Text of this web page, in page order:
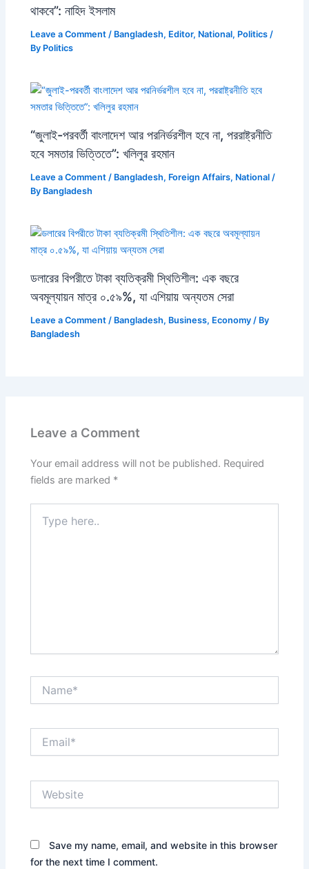
থাকবে”: নাহিদ ইসলাম
Leave a Comment / Bangladesh, Editor, National, Politics /
By Politics
“জুলাই-পরবর্তী বাংলাদেশ আর পরনির্ভরশীল হবে না, পররাষ্ট্রনীতি
হবে সমতার ভিত্তিতে”: খলিলুর রহমান
Leave a Comment / Bangladesh, Foreign Affairs, National /
By Bangladesh
ডলারের বিপরীতে টাকা ব্যতিক্রমী স্থিতিশীল: এক বছরে
অবমূল্যায়ন মাত্র ০.৫৯%, যা এশিয়ায় অন্যতম সেরা
Leave a Comment / Bangladesh, Business, Economy / By
Bangladesh
Leave a Comment
Your email address will not be published. Required
fields are marked *
here..
Save my name, email, and website in this browser
for the next time I comment.